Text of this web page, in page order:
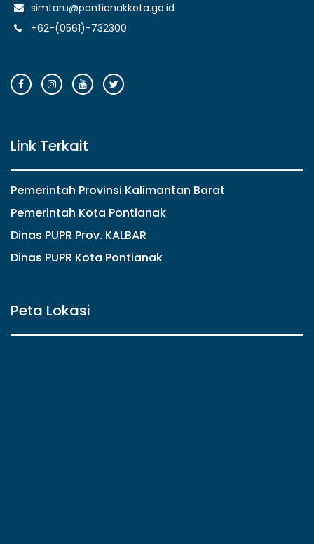
simtaru@pontianakkota.go.id
+62-(0561)-732300
Link Terkait
Pemerintah Provinsi Kalimantan Barat
Pemerintah Kota Pontianak
Dinas PUPR Prov. KALBAR
Dinas PUPR Kota Pontianak
Peta Lokasi